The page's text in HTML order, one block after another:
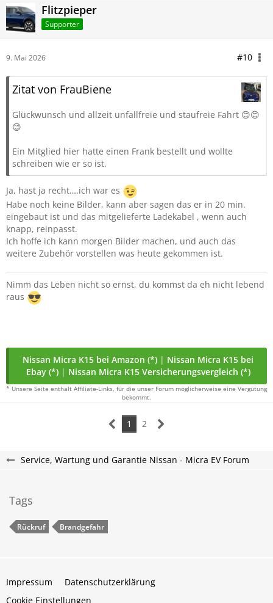
Flitzpieper
Supporter
9. Mai 2026 #10
Zitat von FrauBiene
Glückwunsch und allzeit unfallfreie und staufreie Fahrt 😊😊
😊
Ein Mitglied hier hatte einen Frank bestellt und wollte
schreiben wie er so ist.
Ja, hast ja recht….ich war es
Habe noch keine Bilder, kann aber sagen das er in 20 min.
eingebaut ist und das mitgelieferte Ladekabel , wenn auch
knapp, reinpasst.
Ich hoffe ich kann morgen Bilder machen, und auch das
weitere Zubehör vorstellen was heute gekommen ist.
Nimm das Leben nicht so ernst, du kommst da eh nicht lebend
raus
Nissan Micra K15 bei Amazon (*) | Nissan Micra K15 bei
Ebay (*)| Nissan Micra K15 Versicherungsvergleich (*)
* Unsere Seite enthält Affiliate-Links, für die unser Forum möglicherweise eine Vergütung
bekommt.
1 2
Service, Wartung und Garantie Nissan - Micra EV Forum
Tags
Rückruf Brandgefahr
Impressum
Datenschutzerklärung
Cookie Einstellungen